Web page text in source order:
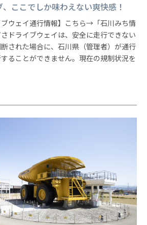
ここでしか味わえない爽快感！
ブウェイ通行情報】こちら→「石川みち情
ドライブウェイは、安全に走行できない
断された場合に、石川県（管理者）が通行
ることができません。現在の規制状況を